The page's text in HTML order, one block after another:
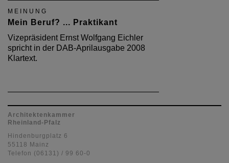
MEINUNG
Mein Beruf? ... Praktikant
Vizepräsident Ernst Wolfgang Eichler
spricht in der DAB-Aprilausgabe 2008
Klartext.
Architektenkammer
Rheinland-Pfalz
Hindenburgplatz 6
55118 Mainz
Telefon (06131) / 99 60-0